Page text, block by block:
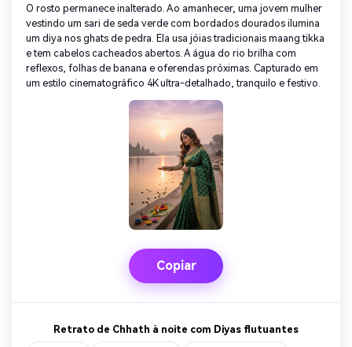
O rosto permanece inalterado. Ao amanhecer, uma jovem mulher
vestindo um sari de seda verde com bordados dourados ilumina
um diya nos ghats de pedra. Ela usa jóias tradicionais maang tikka
e tem cabelos cacheados abertos. A água do rio brilha com
reflexos, folhas de banana e oferendas próximas. Capturado em
um estilo cinematográfico 4K ultra-detalhado, tranquilo e festivo.
Copiar
Retrato de Chhath à noite com Diyas flutuantes